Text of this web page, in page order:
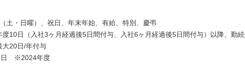
土・日曜）、祝日、年末年始、有給、特別、慶弔
度10日（入社3ヶ月経過後5日間付与、入社6ヶ月経過後5日間付与）以降、勤続
大20日/年付与
日 ※2024年度